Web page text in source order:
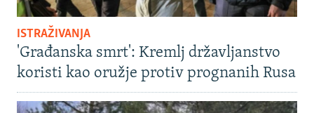
ISTRAŽIVANJA
'Građanska smrt': Kremlj državljanstvo
koristi kao oružje protiv prognanih Rusa